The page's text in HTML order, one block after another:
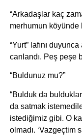
“Arkadaşlar kaç
merhumun köyünde
“Yurt” lafını
canlandı. Peş peşe
“Buldunuz mu?”
“Bulduk da
da satmak
istediğimiz gibi. O
olmadı. ‘Vazgeçtim